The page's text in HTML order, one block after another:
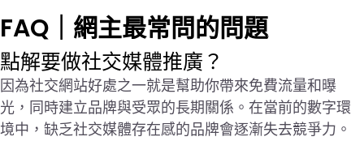
FAQ｜網主最常問的問題
點解要做社交媒體推廣？
因為社交網站好處之一就是幫助你帶來免費流量和曝
光，同時建立品牌與受眾的長期關係。在當前的數字環
境中，缺乏社交媒體存在感的品牌會逐漸失去競爭力。